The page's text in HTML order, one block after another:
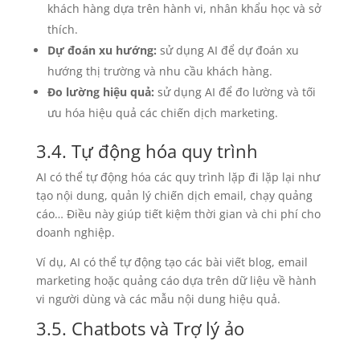
khách hàng dựa trên hành vi, nhân khẩu học và sở
thích.
Dự đoán xu hướng: sử dụng AI để dự đoán xu
hướng thị trường và nhu cầu khách hàng.
Đo lường hiệu quả: sử dụng AI để đo lường và tối
ưu hóa hiệu quả các chiến dịch marketing.
3.4. Tự động hóa quy trình
AI có thể tự động hóa các quy trình lặp đi lặp lại như
tạo nội dung, quản lý chiến dịch email, chạy quảng
cáo… Điều này giúp tiết kiệm thời gian và chi phí cho
doanh nghiệp.
Ví dụ, AI có thể tự động tạo các bài viết blog, email
marketing hoặc quảng cáo dựa trên dữ liệu về hành
vi người dùng và các mẫu nội dung hiệu quả.
3.5. Chatbots và Trợ lý ảo